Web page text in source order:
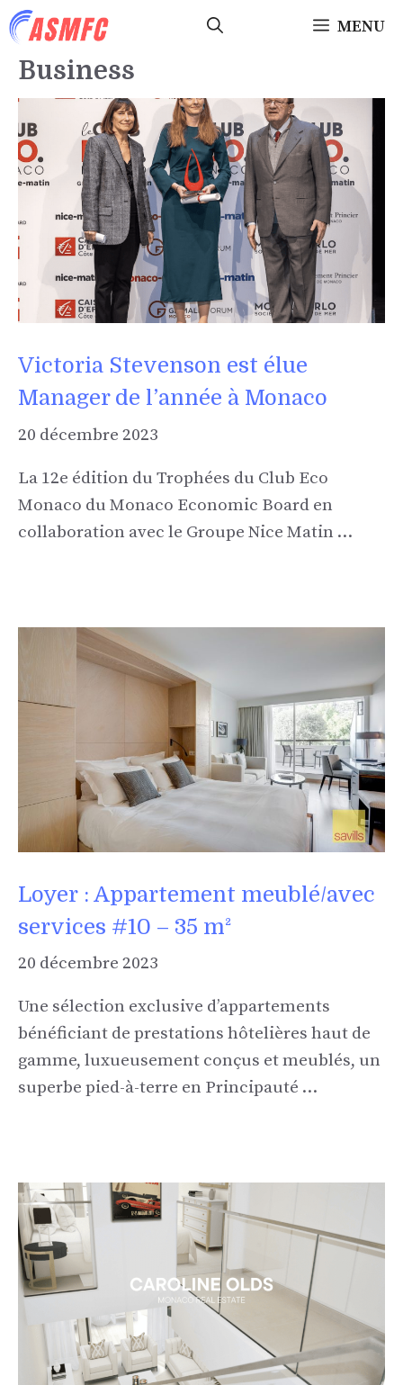
Aller
au
contenu
MENU
Business
Victoria Stevenson est élue
Manager de l’année à Monaco
20 décembre 2023
La 12e édition du Trophées du Club Eco
Monaco du Monaco Economic Board en
collaboration avec le Groupe Nice Matin …
Loyer : Appartement meublé/avec
services #10 – 35 m²
20 décembre 2023
Une sélection exclusive d’appartements
bénéficiant de prestations hôtelières haut de
gamme, luxueusement conçus et meublés, un
superbe pied-à-terre en Principauté …